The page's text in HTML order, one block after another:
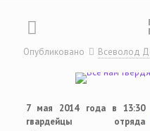
Опубликовано Всеволод
7 мая 2014 года в 13:30
гвардейцы отряда